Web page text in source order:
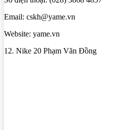
Email: cskh@yame.vn
Website: yame.vn
12. Nike 20 Phạm Văn Đồng